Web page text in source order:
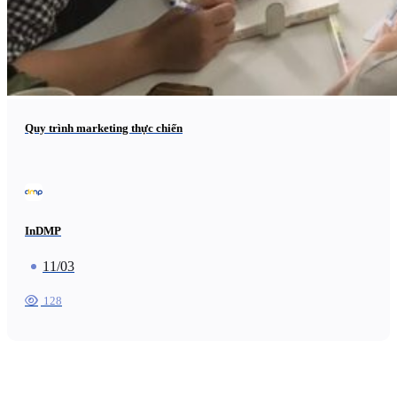
Quy trình marketing thực chiến
InDMP
11/03
128